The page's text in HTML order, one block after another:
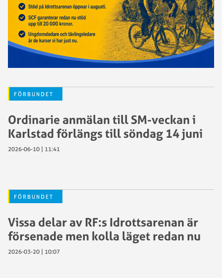
FÖRBUNDET
Ordinarie anmälan till SM-veckan i
Karlstad förlängs till söndag 14 juni
2026-06-10 | 11:41
FÖRBUNDET
Vissa delar av RF:s Idrottsarenan är
försenade men kolla läget redan nu
2026-03-20 | 10:07